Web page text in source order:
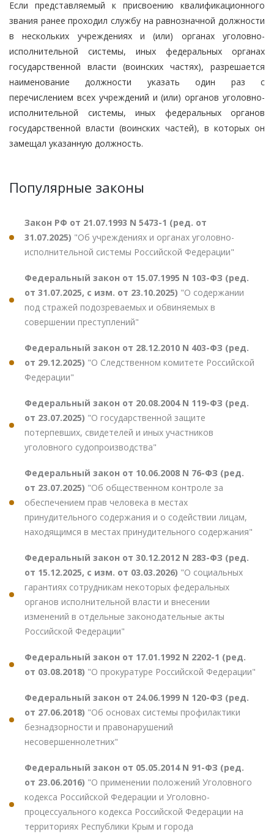
Если представляемый к присвоению квалификационного
звания ранее проходил службу на равнозначной должности
в нескольких учреждениях и (или) органах уголовно-
исполнительной системы, иных федеральных органах
государственной власти (воинских частях), разрешается
наименование должности указать один раз с
перечислением всех учреждений и (или) органов уголовно-
исполнительной системы, иных федеральных органов
государственной власти (воинских частей), в которых он
замещал указанную должность.
Популярные законы
Закон РФ от 21.07.1993 N 5473-1 (ред. от
31.07.2025) "Об учреждениях и органах уголовно-
исполнительной системы Российской Федерации"
Федеральный закон от 15.07.1995 N 103-ФЗ (ред.
от 31.07.2025, с изм. от 23.10.2025) "О содержании
под стражей подозреваемых и обвиняемых в
совершении преступлений"
Федеральный закон от 28.12.2010 N 403-ФЗ (ред.
от 29.12.2025) "О Следственном комитете Российской
Федерации"
Федеральный закон от 20.08.2004 N 119-ФЗ (ред.
от 23.07.2025) "О государственной защите
потерпевших, свидетелей и иных участников
уголовного судопроизводства"
Федеральный закон от 10.06.2008 N 76-ФЗ (ред.
от 23.07.2025) "Об общественном контроле за
обеспечением прав человека в местах
принудительного содержания и о содействии лицам,
находящимся в местах принудительного содержания"
Федеральный закон от 30.12.2012 N 283-ФЗ (ред.
от 15.12.2025, с изм. от 03.03.2026) "О социальных
гарантиях сотрудникам некоторых федеральных
органов исполнительной власти и внесении
изменений в отдельные законодательные акты
Российской Федерации"
Федеральный закон от 17.01.1992 N 2202-1 (ред.
от 03.08.2018) "О прокуратуре Российской Федерации"
Федеральный закон от 24.06.1999 N 120-ФЗ (ред.
от 27.06.2018) "Об основах системы профилактики
безнадзорности и правонарушений
несовершеннолетних"
Федеральный закон от 05.05.2014 N 91-ФЗ (ред.
от 23.06.2016) "О применении положений Уголовного
кодекса Российской Федерации и Уголовно-
процессуального кодекса Российской Федерации на
территориях Республики Крым и города